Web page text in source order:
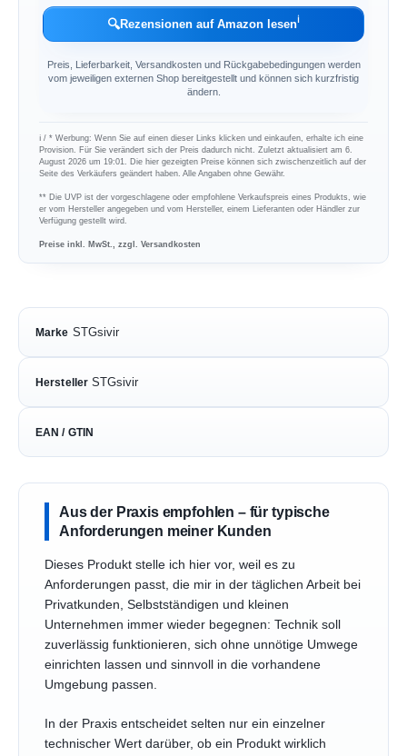
🔍Rezensionen auf Amazon lesenℹ︎
Preis, Lieferbarkeit, Versandkosten und Rückgabebedingungen werden
vom jeweiligen externen Shop bereitgestellt und können sich kurzfristig
ändern.
ℹ︎ / * Werbung: Wenn Sie auf einen dieser Links klicken und einkaufen, erhalte ich eine
Provision. Für Sie verändert sich der Preis dadurch nicht. Zuletzt aktualisiert am 6.
August 2026 um 19:01. Die hier gezeigten Preise können sich zwischenzeitlich auf der
Seite des Verkäufers geändert haben. Alle Angaben ohne Gewähr.
** Die UVP ist der vorgeschlagene oder empfohlene Verkaufspreis eines Produkts, wie
er vom Hersteller angegeben und vom Hersteller, einem Lieferanten oder Händler zur
Verfügung gestellt wird.
Preise inkl. MwSt., zzgl. Versandkosten
Marke STGsivir
Hersteller STGsivir
EAN / GTIN
Aus der Praxis empfohlen – für typische
Anforderungen meiner Kunden
Dieses Produkt stelle ich hier vor, weil es zu
Anforderungen passt, die mir in der täglichen Arbeit bei
Privatkunden, Selbstständigen und kleinen
Unternehmen immer wieder begegnen: Technik soll
zuverlässig funktionieren, sich ohne unnötige Umwege
einrichten lassen und sinnvoll in die vorhandene
Umgebung passen.
In der Praxis entscheidet selten nur ein einzelner
technischer Wert darüber, ob ein Produkt wirklich